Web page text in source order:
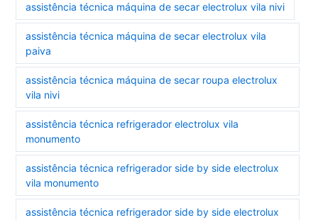
assistência técnica máquina de secar electrolux vila nivi
assistência técnica máquina de secar electrolux vila
paiva
assistência técnica máquina de secar roupa electrolux
vila nivi
assistência técnica refrigerador electrolux vila
monumento
assistência técnica refrigerador side by side electrolux
vila monumento
assistência técnica refrigerador side by side electrolux